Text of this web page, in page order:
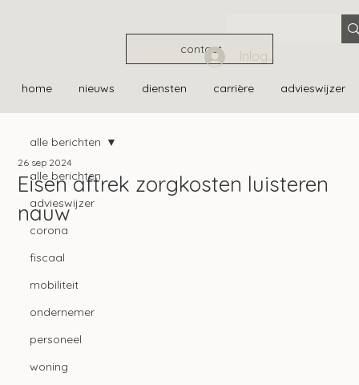
contact
home nieuws diensten carrière advieswijzer
Inloggen
alle berichten
advieswijzer
corona
fiscaal
mobiliteit
ondernemer
personeel
woning
alle berichten
Eisen aftrek zorgkosten luisteren
nauw
26 sep 2024